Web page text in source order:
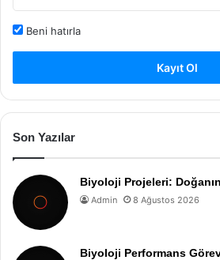
Beni hatırla
Kayıt Ol
Son Yazılar
Biyoloji Projeleri: Doğanın
Admin 8 Ağustos 2026
Biyoloji Performans